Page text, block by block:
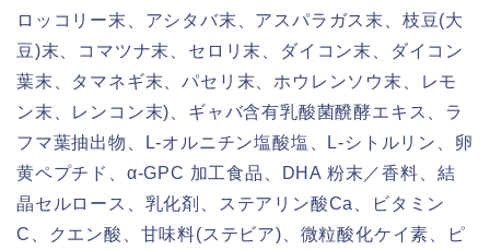
ロッコリー末、アシタバ末、アスパラガス末、枝豆(大
豆)末、コマツナ末、セロリ末、ダイコン末、ダイコン
葉末、タマネギ末、パセリ末、ホウレンソウ末、レモ
ン末、レンコン末)、ギャバ含有乳酸菌醗酵エキス、ラ
フマ葉抽出物、L-オルニチン塩酸塩、L-シトルリン、卵
黄ペプチド、α-GPC 加工食品、DHA 粉末／香料、結
晶セルロース、乳化剤、ステアリン酸Ca、ビタミン
C、クエン酸、甘味料(ステビア)、微粒酸化ケイ素、ピ